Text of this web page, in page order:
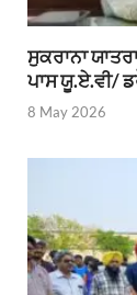
ਸੁਕਰਾਨਾ
ਪਾਸ ਯੂ.ਏ.ਵੀ/
8 May 2026